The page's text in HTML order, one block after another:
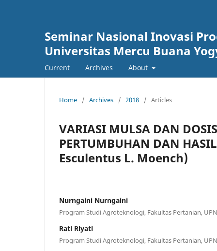
Seminar Nasional Inovasi
Universitas Mercu Buana
Current Archives About
Home / Archives / 2018 / Articles
VARIASI MULSA DAN
PERTUMBUHAN DAN
Esculentus L. Moench)
Nurngaini Nurngaini
Program Studi Agroteknologi, Fakultas Pertanian,
Rati Riyati
Program Studi Agroteknologi, Fakultas Pertanian,